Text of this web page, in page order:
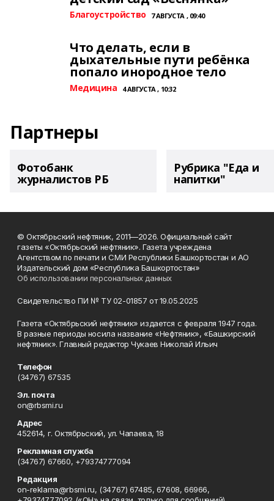
Благоустройство 7 АВГУСТА , 09:40
Что делать, если в
дыхательные пути ребёнка
попало инородное тело
Медицина 4 АВГУСТА , 10:32
Партнеры
Фотобанк
журналистов РБ
Рубрика "Еда и
напитки"
© Октябрьский нефтяник, 2011—2026. Официальный сайт
газеты «Октябрьский нефтяник». Газета учреждена
Агентством по печати и СМИ Республики Башкортостан и АО
Издательский дом «Республика Башкортостан»
Об использовании персональных данных
Свидетельство ПИ № ТУ 02-01857 от 19.05.2025
Газета «Октябрьский нефтяник» издается с февраля 1947 года.
В разные периоды носила название «Нефтяник», «Башкирский
нефтяник». Главный редактор Чукаев Николай Ильич
Телефон
(34767) 67535
Эл. почта
on@rbsmi.ru
Адрес
452614, г. Октябрьский, ул. Чапаева, 18
Рекламная служба
(34767) 67660, +79374777094
Редакция
on-reklama@rbsmi.ru, (34767) 67485, 67608, 66966,